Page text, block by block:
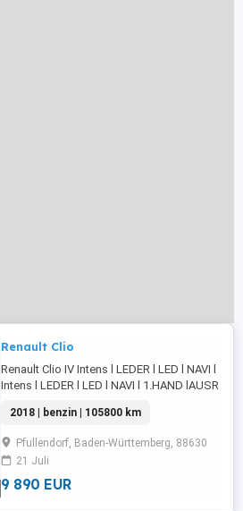
Renault Clio
Renault Clio IV Intens l LEDER l LED l NAVI l
Intens l LEDER l LED l NAVI l 1.HAND
Scheinwerfer,Elektrische Fensterheber,LED-
...
2018 | benzin | 105800 km
Pfullendorf, Baden-Württemberg, 88630
21 Juli
9 890 EUR